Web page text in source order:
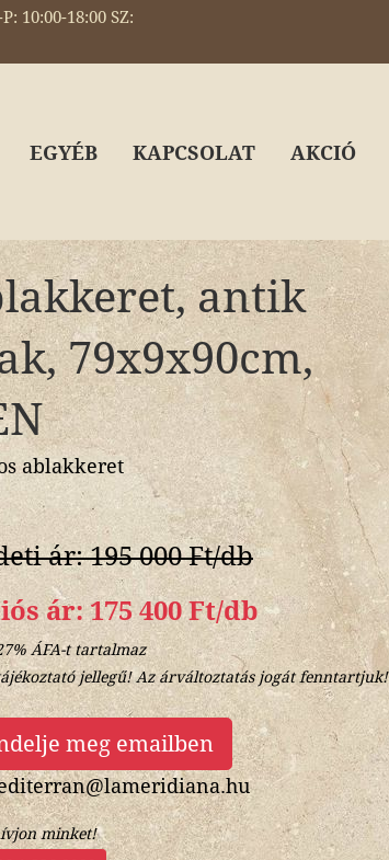
10:00-18:00 SZ:
EGYÉB KAPCSOLAT AKCIÓ
antik
79x9x90cm,
ablakkeret
ár: 195 000 Ft/db
ár: 175 400 Ft/db
ÁFA-t tartalmaz
jellegű! Az árváltoztatás jogát fenntartjuk!
meg emailben
minket!